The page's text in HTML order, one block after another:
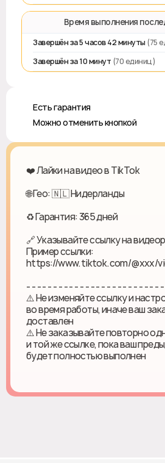
⏱️ Время выполнения
Завершён за 5 часов 42 минуты (75
Завершён за 10 минут (70 единиц)
♻️ Есть гарантия
❎ Можно отменить кнопкой
❤️ Лайки на видео в TikTok
🌐 Гео: 🇳🇱 Нидерланды
♻ Гарантия: 365 дней
🔗 Указывайте ссылку на
Пример ссылки:
https://www.tiktok.com/@xxx/
- - - - - - - - - - - - - - - - - - - - - - - - -
⚠️ Не изменяйте ссылку и
во время работы, иначе ваш
доставлен
⚠️ Не заказывайте повторно
и той же ссылке, пока ваш
будет полностью выполнен